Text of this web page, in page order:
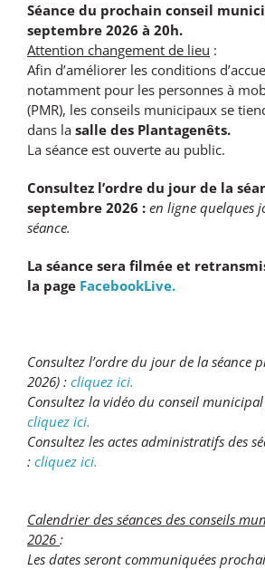
Séance du prochain conseil
septembre 2026 à 20h.
Attention changement de lieu :
Afin d’améliorer les conditions
notamment pour les personnes à
(PMR), les conseils municipaux se
dans la salle des Plantagenêts.
La séance est ouverte au public.
Consultez l’ordre du jour de la
septembre 2026 : en ligne quelques
séance.
La séance sera filmée et
la page FacebookLive.
Consultez l’ordre du jour de la séance
2026) : cliquez ici.
Consultez la vidéo du conseil
cliquez ici.
Consultez les actes administratifs des
: cliquez ici.
Calendrier des séances des conseils
2026 :
Les dates seront communiquées